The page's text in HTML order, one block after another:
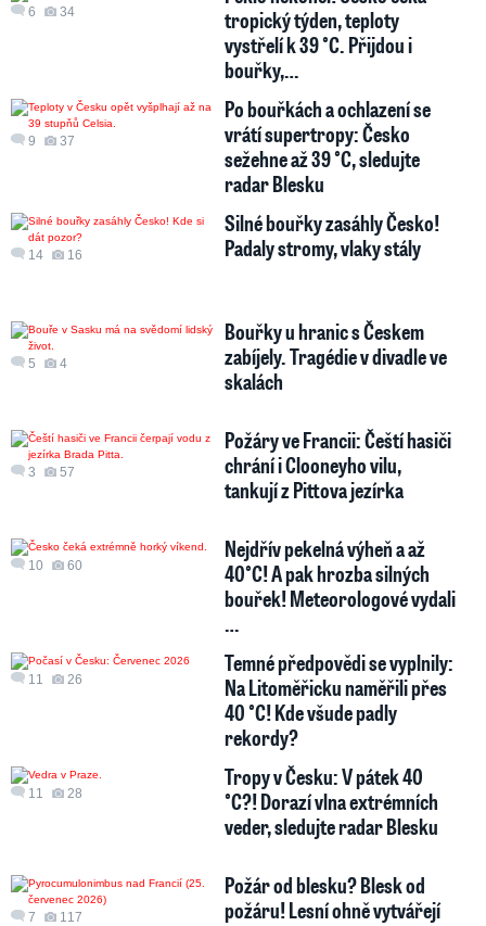
6 34
tropický týden, teploty
vystřelí k 39 °C. Přijdou i
bouřky,…
9 37
Po bouřkách a ochlazení se
vrátí supertropy: Česko
sežehne až 39 °C, sledujte
radar Blesku
14 16
Silné bouřky zasáhly Česko!
Padaly stromy, vlaky stály
5 4
Bouřky u hranic s Českem
zabíjely. Tragédie v divadle ve
skalách
3 57
Požáry ve Francii: Čeští hasiči
chrání i Clooneyho vilu,
tankují z Pittova jezírka
10 60
Nejdřív pekelná výheň a až
40°C! A pak hrozba silných
bouřek! Meteorologové vydali
…
11 26
Temné předpovědi se vyplnily:
Na Litoměřicku naměřili přes
40 °C! Kde všude padly
rekordy?
11 28
Tropy v Česku: V pátek 40
°C?! Dorazí vlna extrémních
veder, sledujte radar Blesku
7 117
Požár od blesku? Blesk od
požáru! Lesní ohně vytvářejí